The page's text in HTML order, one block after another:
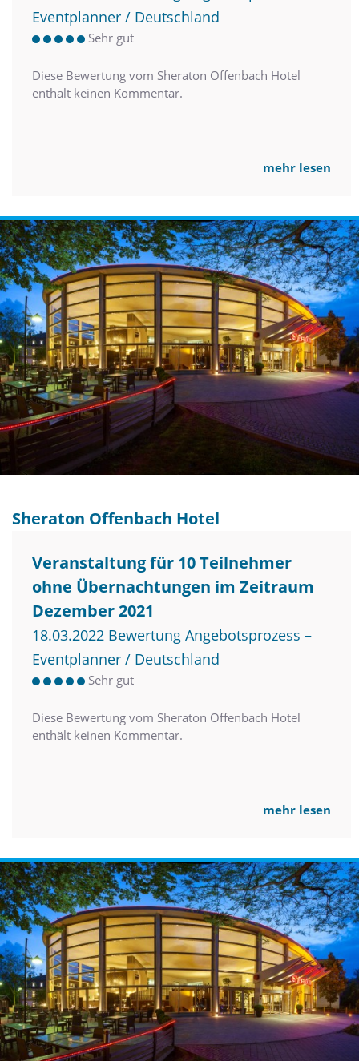
Eventplanner / Deutschland
Sehr gut
Diese Bewertung vom Sheraton Offenbach Hotel
enthält keinen Kommentar.
mehr lesen
Sheraton Offenbach Hotel
Veranstaltung für 10 Teilnehmer
ohne Übernachtungen im Zeitraum
Dezember 2021
18.03.2022 Bewertung Angebotsprozess –
Eventplanner / Deutschland
Sehr gut
Diese Bewertung vom Sheraton Offenbach Hotel
enthält keinen Kommentar.
mehr lesen